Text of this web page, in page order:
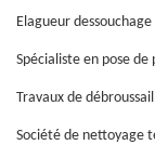
Elagueur
Spécialiste en pose
Travaux de
Société de nettoyage